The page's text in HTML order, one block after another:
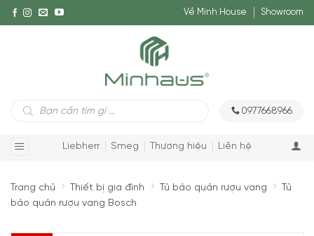
Về Minh House Showroom
Tìm
kiếm
0977668966
Liebherr Smeg Thương hiệu Liên hệ
Trang chủ Thiết bị gia đình Tủ bảo quản rượu vang
Tủ
bảo quản rượu vang Bosch